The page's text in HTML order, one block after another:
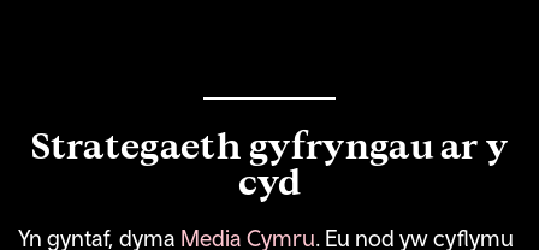
Strategaeth gyfryngau ar y
cyd
Yn gyntaf, dyma Media Cymru. Eu nod yw cyflymu